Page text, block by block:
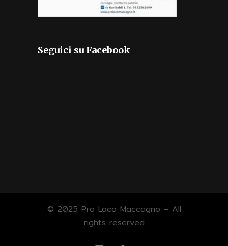
Seguici su Facebook
© 2025 Pro Loco Maccagno – All
rights reserved